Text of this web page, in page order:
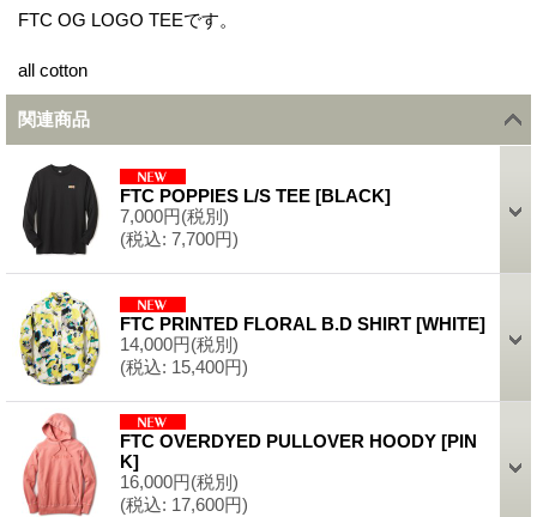
FTC OG LOGO TEEです。
all cotton
関連商品
FTC POPPIES L/S TEE [BLACK]
7,000円(税別)
(税込: 7,700円)
FTC PRINTED FLORAL B.D SHIRT [WHITE]
14,000円(税別)
(税込: 15,400円)
FTC OVERDYED PULLOVER HOODY [PIN
K]
16,000円(税別)
(税込: 17,600円)